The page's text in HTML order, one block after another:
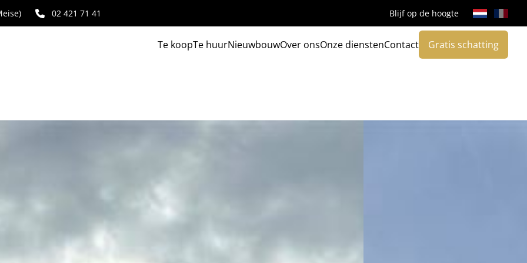
02 421 71 41 Blijf op de hoogte
Te koopTe huurNieuwbouwOver onsOnze dienstenContact Gratis schatting